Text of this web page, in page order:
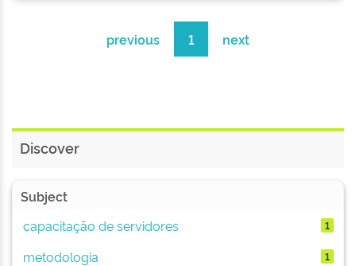
previous 1 next
Discover
Subject
capacitação de servidores
1
metodologia 1